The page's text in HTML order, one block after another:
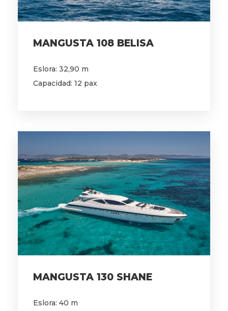
MANGUSTA 108 BELISA
Eslora: 32,90 m
Capacidad: 12 pax
MANGUSTA 130 SHANE
Eslora: 40 m